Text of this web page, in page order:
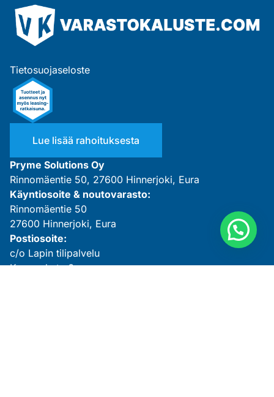
Pryme Solutions Oy
Rinnomäentie 50, 27600 Hinnerjoki, Eura
Käyntiosoite & noutovarasto:
Rinnomäentie 50
27600 Hinnerjoki, Eura
Postiosoite:
c/o Lapin tilipalvelu
Kauppakatu 6
Lue lisää rahoituksesta
Tietosuojaseloste